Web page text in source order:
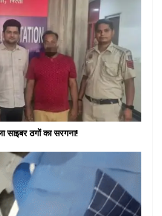
साइबर ठगों का सरगना!